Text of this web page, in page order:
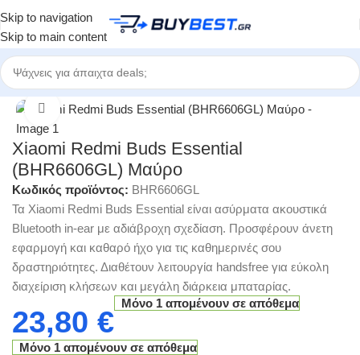
Skip to navigation
Skip to main content
σελίδα/Κατηγορίες/Ηλεκτρονικοί Υπολογιστές/Περιφερειακά
Click to enlarge
Xiaomi Redmi Buds Essential
(BHR6606GL) Μαύρο
Κωδικός προϊόντος: BHR6606GL
Τα Xiaomi Redmi Buds Essential είναι ασύρματα ακουστικά
Bluetooth in-ear με αδιάβροχη σχεδίαση. Προσφέρουν άνετη
εφαρμογή και καθαρό ήχο για τις καθημερινές σου
δραστηριότητες. Διαθέτουν λειτουργία handsfree για εύκολη
διαχείριση κλήσεων και μεγάλη διάρκεια μπαταρίας.
23,80 €
Μόνο 1 απομένουν σε απόθεμα
Μόνο 1 απομένουν σε απόθεμα